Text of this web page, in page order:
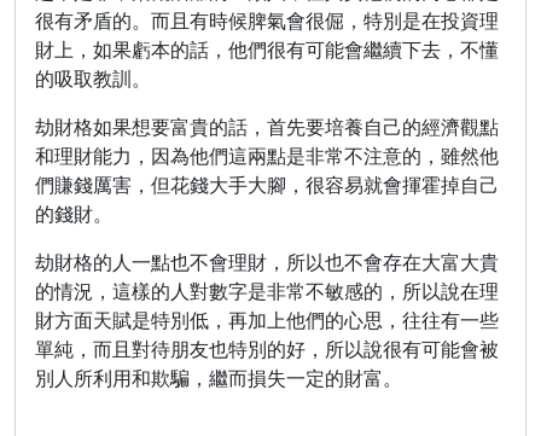
很有矛盾的。而且有時候脾氣會很倔，特別是在投資理
財上，如果虧本的話，他們很有可能會繼續下去，不懂
的吸取教訓。
劫財格如果想要富貴的話，首先要培養自己的經濟觀點
和理財能力，因為他們這兩點是非常不注意的，雖然他
們賺錢厲害，但花錢大手大腳，很容易就會揮霍掉自己
的錢財。
劫財格的人一點也不會理財，所以也不會存在大富大貴
的情況，這樣的人對數字是非常不敏感的，所以說在理
財方面天賦是特別低，再加上他們的心思，往往有一些
單純，而且對待朋友也特別的好，所以說很有可能會被
別人所利用和欺騙，繼而損失一定的財富。